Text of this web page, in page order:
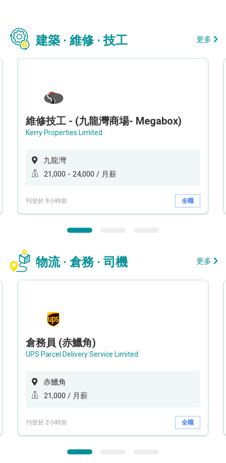
建築 · 維修 · 技工 更多
維修技工 - (九龍灣商場- Megabox)
Kerry Properties Limited
九龍灣
21,000 - 24,000 / 月薪
刊登於 9小時前 全職
物流 · 倉務 · 司機 更多
倉務員 (赤鱲角)
UPS Parcel Delivery Service Limited
赤鱲角
21,000 / 月薪
刊登於 2小時前 全職